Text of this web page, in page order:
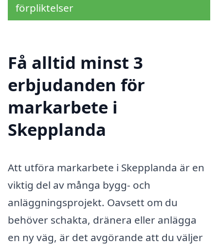
förpliktelser
Få alltid minst 3
erbjudanden för
markarbete i
Skepplanda
Att utföra markarbete i Skepplanda är en
viktig del av många bygg- och
anläggningsprojekt. Oavsett om du
behöver schakta, dränera eller anlägga
en ny väg, är det avgörande att du väljer